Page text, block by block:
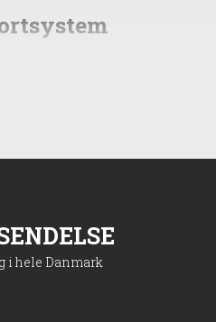
når de mekaniske dele arbejder
portens føringssystem og
til netop din automatik. Når
i hele Danmark